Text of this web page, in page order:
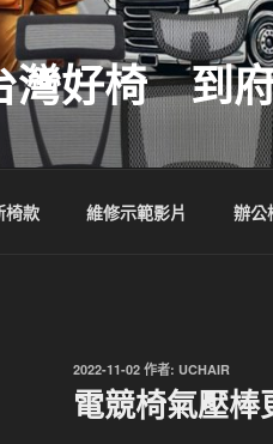
灣好椅 到
椅款 維修示範影片 辦公
發
佈
於
2022-11-02 作者: UCHAIR
電競椅氣壓